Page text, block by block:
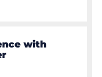
with